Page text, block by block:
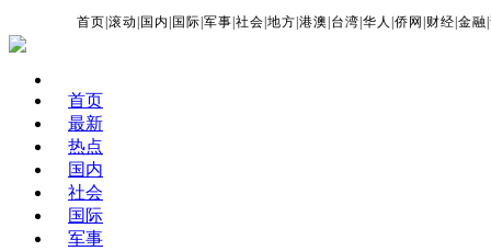
首页 |滚动 国内 国际 |军事 |社会 |地方 |港澳 台湾 |华人 |侨网 财经 |金融 |
首页
最新
热点
国内
社会
国际
军事